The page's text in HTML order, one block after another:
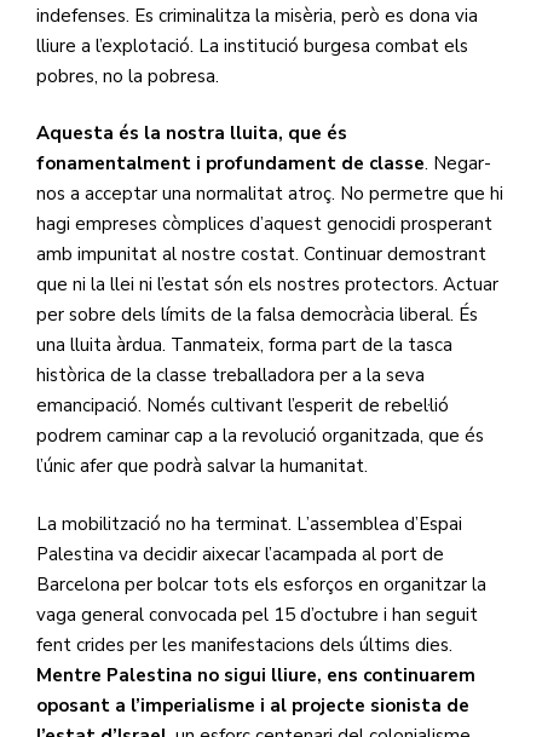
indefenses. Es criminalitza la misèria, però es dona via
lliure a l’explotació. La institució burgesa combat els
pobres, no la pobresa.
Aquesta és la nostra lluita, que és
fonamentalment i profundament de classe. Negar-
nos a acceptar una normalitat atroç. No permetre que hi
hagi empreses còmplices d’aquest genocidi prosperant
amb impunitat al nostre costat. Continuar demostrant
que ni la llei ni l’estat són els nostres protectors. Actuar
per sobre dels límits de la falsa democràcia liberal. És
una lluita àrdua. Tanmateix, forma part de la tasca
històrica de la classe treballadora per a la seva
emancipació. Només cultivant l’esperit de rebel·lió
podrem caminar cap a la revolució organitzada, que és
l’únic afer que podrà salvar la humanitat.
La mobilització no ha terminat. L’assemblea d’Espai
Palestina va decidir aixecar l’acampada al port de
Barcelona per bolcar tots els esforços en organitzar la
vaga general convocada pel 15 d’octubre i han seguit
fent crides per les manifestacions dels últims dies.
Mentre Palestina no sigui lliure, ens continuarem
oposant a l’imperialisme i al projecte sionista de